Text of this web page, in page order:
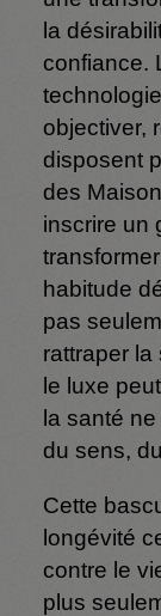
la
confiance.
objectiver,
disposent
des
inscrire un
habitude
pas
rattraper la
le luxe
la santé
du sens,
Cette
longévité
contre le
plus